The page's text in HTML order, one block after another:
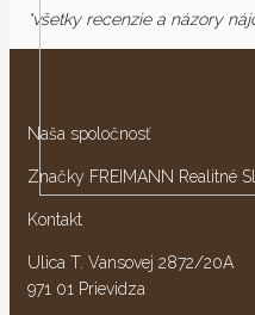
*všetky recenzie a názory
Naša spoločnosť
Značky FREIMANN Realitné
Kontakt
Ulica T. Vansovej 2872/20A
971 01 Prievidza